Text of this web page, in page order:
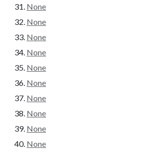
None
None
None
None
None
None
None
None
None
None